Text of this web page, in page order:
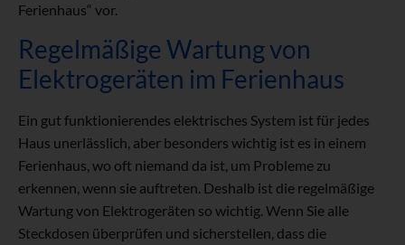
Ferienhaus“ vor.
Regelmäßige Wartung von
Elektrogeräten im Ferienhaus
Ein gut funktionierendes elektrisches System ist für jedes
Haus unerlässlich, aber besonders wichtig ist es in einem
Ferienhaus, wo oft niemand da ist, um Probleme zu
erkennen, wenn sie auftreten. Deshalb ist die regelmäßige
Wartung von Elektrogeräten so wichtig. Wenn Sie alle
Steckdosen überprüfen und sicherstellen, dass die